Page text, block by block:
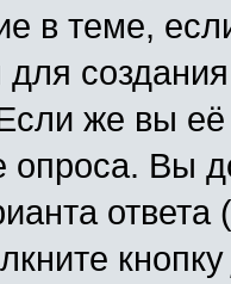
в теме,
же вы её
опроса. Вы
ответа